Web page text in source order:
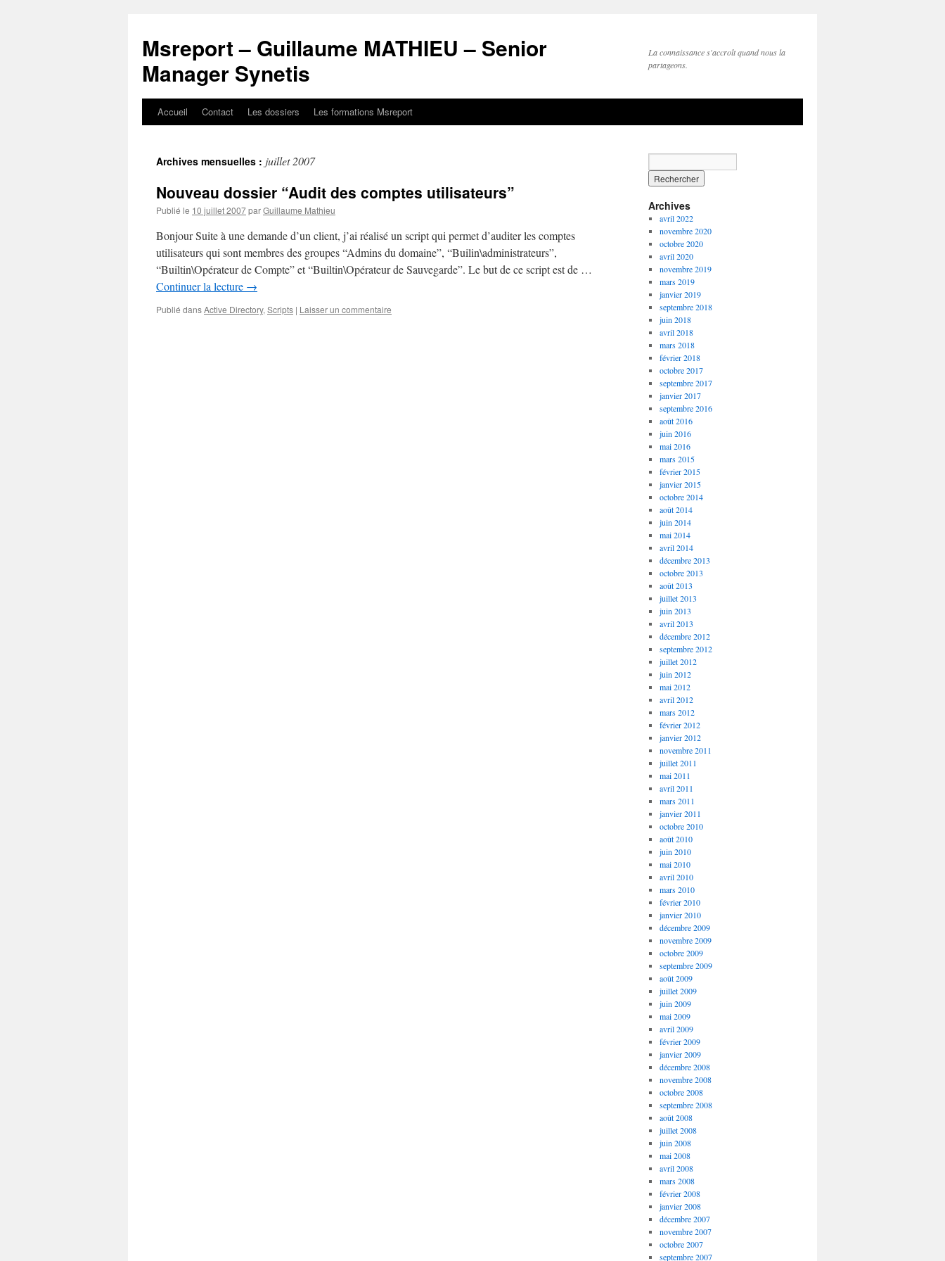
Msreport – Guillaume MATHIEU – Senior
Manager Synetis
La connaissance s'accroît quand nous la
partageons.
Aller
contenu
Accueil Contact Les dossiers Les formations Msreport
Archives mensuelles : juillet 2007
Nouveau dossier “Audit des comptes utilisateurs”
Publié le 10 juillet 2007parGuillaume Mathieu
Bonjour Suite à une demande d’un client, j’ai réalisé un script qui permet d’auditer les comptes
utilisateurs qui sont membres des groupes “Admins du domaine”, “Builin\administrateurs”,
“Builtin\Opérateur de Compte” et “Builtin\Opérateur de Sauvegarde”. Le but de ce script est de …
Continuer la lecture →
Publié dansActive Directory, Scripts | Laisser un commentaire
Archives
avril 2022
novembre 2020
octobre 2020
avril 2020
novembre 2019
mars 2019
janvier 2019
septembre 2018
juin 2018
avril 2018
mars 2018
février 2018
octobre 2017
septembre 2017
janvier 2017
septembre 2016
août 2016
juin 2016
mai 2016
mars 2015
février 2015
janvier 2015
octobre 2014
août 2014
juin 2014
mai 2014
avril 2014
décembre 2013
octobre 2013
août 2013
juillet 2013
juin 2013
avril 2013
décembre 2012
septembre 2012
juillet 2012
juin 2012
mai 2012
avril 2012
mars 2012
février 2012
janvier 2012
novembre 2011
juillet 2011
mai 2011
avril 2011
mars 2011
janvier 2011
octobre 2010
août 2010
juin 2010
mai 2010
avril 2010
mars 2010
février 2010
janvier 2010
décembre 2009
novembre 2009
octobre 2009
septembre 2009
août 2009
juillet 2009
juin 2009
mai 2009
avril 2009
février 2009
janvier 2009
décembre 2008
novembre 2008
octobre 2008
septembre 2008
août 2008
juillet 2008
juin 2008
mai 2008
avril 2008
mars 2008
février 2008
janvier 2008
décembre 2007
novembre 2007
octobre 2007
septembre 2007